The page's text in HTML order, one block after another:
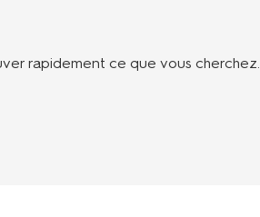
rapidement ce que vous cherchez.